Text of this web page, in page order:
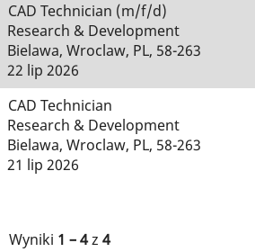
CAD Technician (m/f/d)
Research & Development
Bielawa, Wroclaw, PL, 58-263
22 lip 2026
CAD Technician
Research & Development
Bielawa, Wroclaw, PL, 58-263
21 lip 2026
Wyniki 1 – 4z 4